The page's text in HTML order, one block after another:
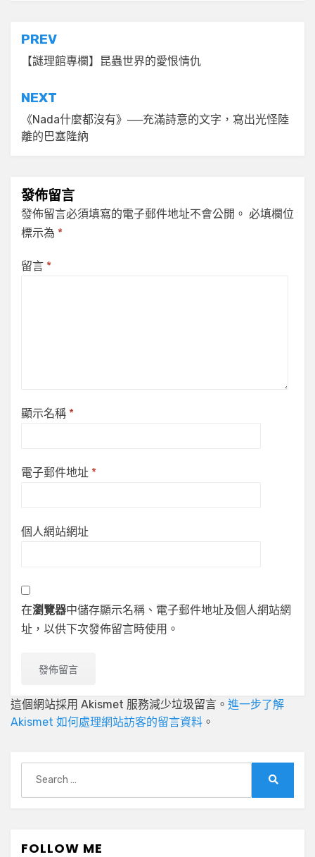
文
章
導
覽
PREV
【謎理館專欄】昆蟲世界的愛恨情仇
NEXT
《Nada什麼都沒有》──充滿詩意的文字，寫出光怪陸
離的巴塞隆納
發佈留言
發佈留言必須填寫的電子郵件地址不會公開。 必填欄位
標示為 *
留言 *
顯示名稱 *
電子郵件地址 *
個人網站網址
在瀏覽器中儲存顯示名稱、電子郵件地址及個人網站網
址，以供下次發佈留言時使用。
這個網站採用 Akismet 服務減少垃圾留言。 進一步了解
Akismet 如何處理網站訪客的留言資料 。
for:
FOLLOW ME